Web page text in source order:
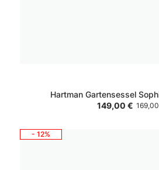
Hartman Gartensessel
149,00 €
- 12%